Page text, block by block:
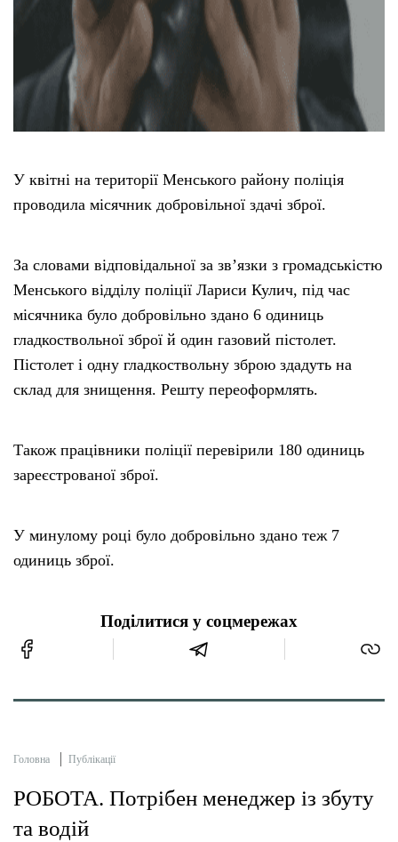
У квітні на території Менського району поліція
проводила місячник добровільної здачі зброї.
За словами відповідальної за зв’язки з громадськістю
Менського відділу поліції Лариси Кулич, під час
місячника було добровільно здано 6 одиниць
гладкоствольної зброї й один газовий пістолет.
Пістолет і одну гладкоствольну зброю здадуть на
склад для знищення. Решту переоформлять.
Також працівники поліції перевірили 180 одиниць
зареєстрованої зброї.
У минулому році було добровільно здано теж 7
одиниць зброї.
Поділитися у соцмережах
Головна Публікації
РОБОТА. Потрібен менеджер із збуту
та водій